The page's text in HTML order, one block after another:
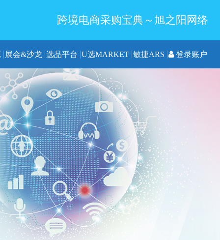
跨境电商采购宝典～旭之阳网络
展会&沙龙 选品平台 U选MARKET 敏捷ARS 登录账户